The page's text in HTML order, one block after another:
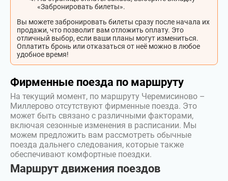
«Забронировать билеты».
Вы можете забронировать билеты сразу после начала их
продажи, что позволит вам отложить оплату. Это
отличный выбор, если ваши планы могут измениться.
Оплатить бронь или отказаться от неё можно в любое
удобное время!
Фирменные поезда по маршруту
На текущий момент, по маршруту Черемисиново –
Миллерово отсутствуют фирменные поезда. Это
может быть связано с различными факторами,
включая сезонные изменения в расписании. Мы
можем предложить вам рассмотреть обычные
поезда дальнего следования, которые также
обеспечивают комфортные поездки.
Маршрут движения поездов